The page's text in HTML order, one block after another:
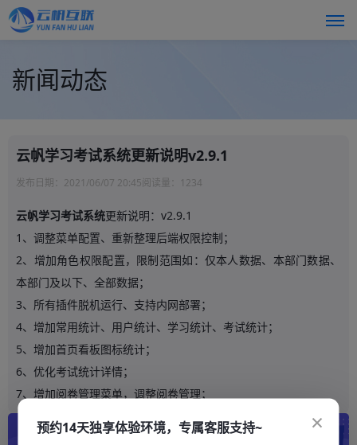
新闻动态
云帆学习考试系统更新说明v2.9.1
发布日期： 2021/06/07 20:45阅读量： 1234
云帆学习考试系统更新说明：v2.9.1
1、调整菜单配置、重新整理后端权限控制；
2、增加角色权限配置，限制范围如：仅本人数据、本部门数据、
本部门及以下、全部数据；
3、所有插件脱机运行、支持内网部署；
4、增加常用统计、用户统计、学习统计、考试统计；
5、增加首页看板图标统计；
6、优化考试统计详情；
7、增加阅卷管理菜单，调整阅卷管理；
×
预约14天独享体验环境，专属客服支持~